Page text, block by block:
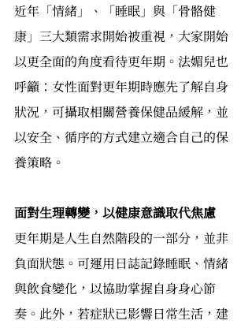
近年「情緒」、「睡眠」與「骨骼健
康」三大類需求開始被重視，大家開始
以更全面的角度看待更年期。法媚兒也
呼籲：女性面對更年期時應先了解自身
狀況，可攝取相關營養保健品緩解，並
以安全、循序的方式建立適合自己的保
養策略。
面對生理轉變，以健康意識取代焦慮
更年期是人生自然階段的一部分，並非
負面狀態。可運用日誌記錄睡眠、情緒
與飲食變化，以協助掌握自身身心節
奏。此外，若症狀已影響日常生活，建